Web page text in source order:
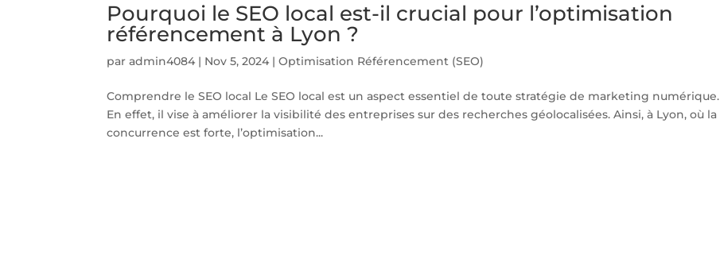
Pourquoi le SEO local est-il crucial pour l’optimisation
référencement à Lyon ?
paradmin4084 | Nov 5, 2024 |Optimisation Référencement (SEO)
Comprendre le SEO local Le SEO local est un aspect essentiel de toute stratégie de marketing numérique.
En effet, il vise à améliorer la visibilité des entreprises sur des recherches géolocalisées. Ainsi, à Lyon, où la
concurrence est forte, l’optimisation...